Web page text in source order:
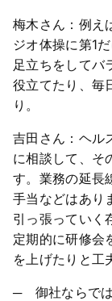
梅木さん：例え
ジオ体操に第1
足立ちをしてバ
役立てたり、毎
り。
吉田さん：ヘル
に相談して、そ
す。業務の延長
手当などはあり
引っ張っていく
定期的に研修会
を上げたりと工
─ 御社ならでは